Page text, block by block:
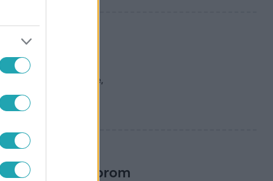
támadja a
Bori nem is sejtette,
a dupla Korom